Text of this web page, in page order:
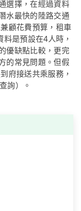
選擇，在經過資料
水最快的陸路交通
顧花費預算，租車
是預設在4人時，
優缺點比較，更完
的常見問題。但假
府接送共乘服務，
詢）。